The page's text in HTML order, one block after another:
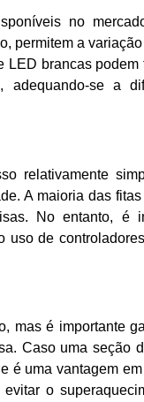
no
permitem a
brancas podem
se a
relativamente
A maioria das
No entanto, é
uso de
mas é importante
Caso uma seção
é uma vantagem
o